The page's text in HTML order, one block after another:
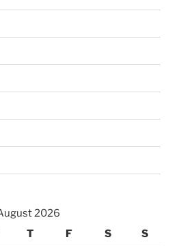
2026
T F S S